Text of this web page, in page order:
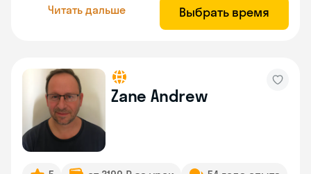
Читать дальше Выбрать время
Zane Andrew